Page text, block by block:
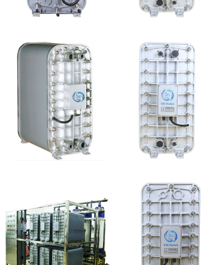
西门子 EDI模块维修 EDI超纯水处理设备
麦克尼斯EDI模块维修
MK-TC300 EDI超纯水
处理设备